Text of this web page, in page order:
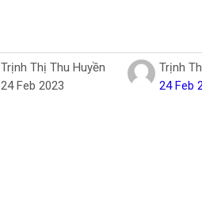
Trịnh Thị Thu Huyền
24 Feb 2023
Trịnh
24 Feb